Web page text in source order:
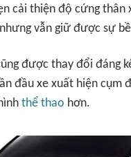
cải thiện độ cứng thân
vẫn giữ được sự
được thay đổi đáng
đầu xe xuất hiện
thể thao hơn.